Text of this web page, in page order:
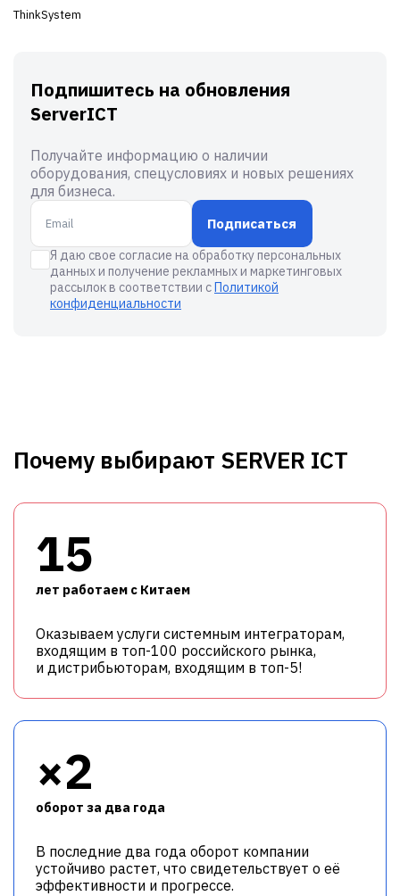
ThinkSystem
Подпишитесь на обновления
ServerICT
Получайте информацию о наличии
оборудования, спецусловиях и новых решениях
для бизнеса.
Подписаться
Я даю свое согласие на обработку персональных
данных и получение рекламных и маркетинговых
рассылок в соответствии сПолитикой
конфиденциальности
Почему выбирают SERVER ICT
15
лет работаем с Китаем
Оказываем услуги системным интеграторам,
входящим в топ-100 российского рынка,
и дистрибьюторам, входящим в топ-5!
×2
оборот за два года
В последние два года оборот компании
устойчиво растет, что свидетельствует о её
эффективности и прогрессе.